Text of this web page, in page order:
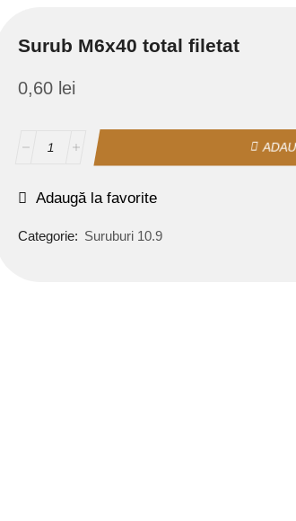
Surub M6x40 total filetat
0,60 lei
Adaugă la favorite
Categorie: Suruburi 10.9